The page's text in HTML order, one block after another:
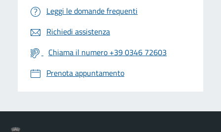
Leggi le domande frequenti
Richiedi assistenza
Chiama il numero +39 0346 72603
Prenota appuntamento